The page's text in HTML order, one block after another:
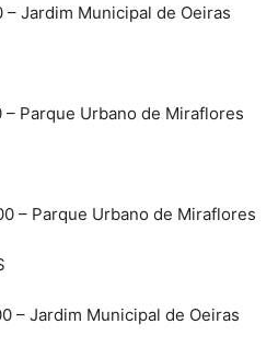
– Jardim Municipal de Oeiras
– Parque Urbano de Miraflores
– Parque Urbano de Miraflores
– Jardim Municipal de Oeiras